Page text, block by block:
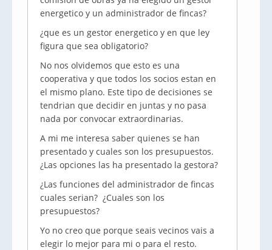
energetico y un administrador de fincas?
¿que es un gestor energetico y en que ley
figura que sea obligatorio?
No nos olvidemos que esto es una
cooperativa y que todos los socios estan en
el mismo plano. Este tipo de decisiones se
tendrian que decidir en juntas y no pasa
nada por convocar extraordinarias.
A mi me interesa saber quienes se han
presentado y cuales son los presupuestos.
¿Las opciones las ha presentado la gestora?
¿Las funciones del administrador de fincas
cuales serian? ¿Cuales son los
presupuestos?
Yo no creo que porque seais vecinos vais a
elegir lo mejor para mi o para el resto.